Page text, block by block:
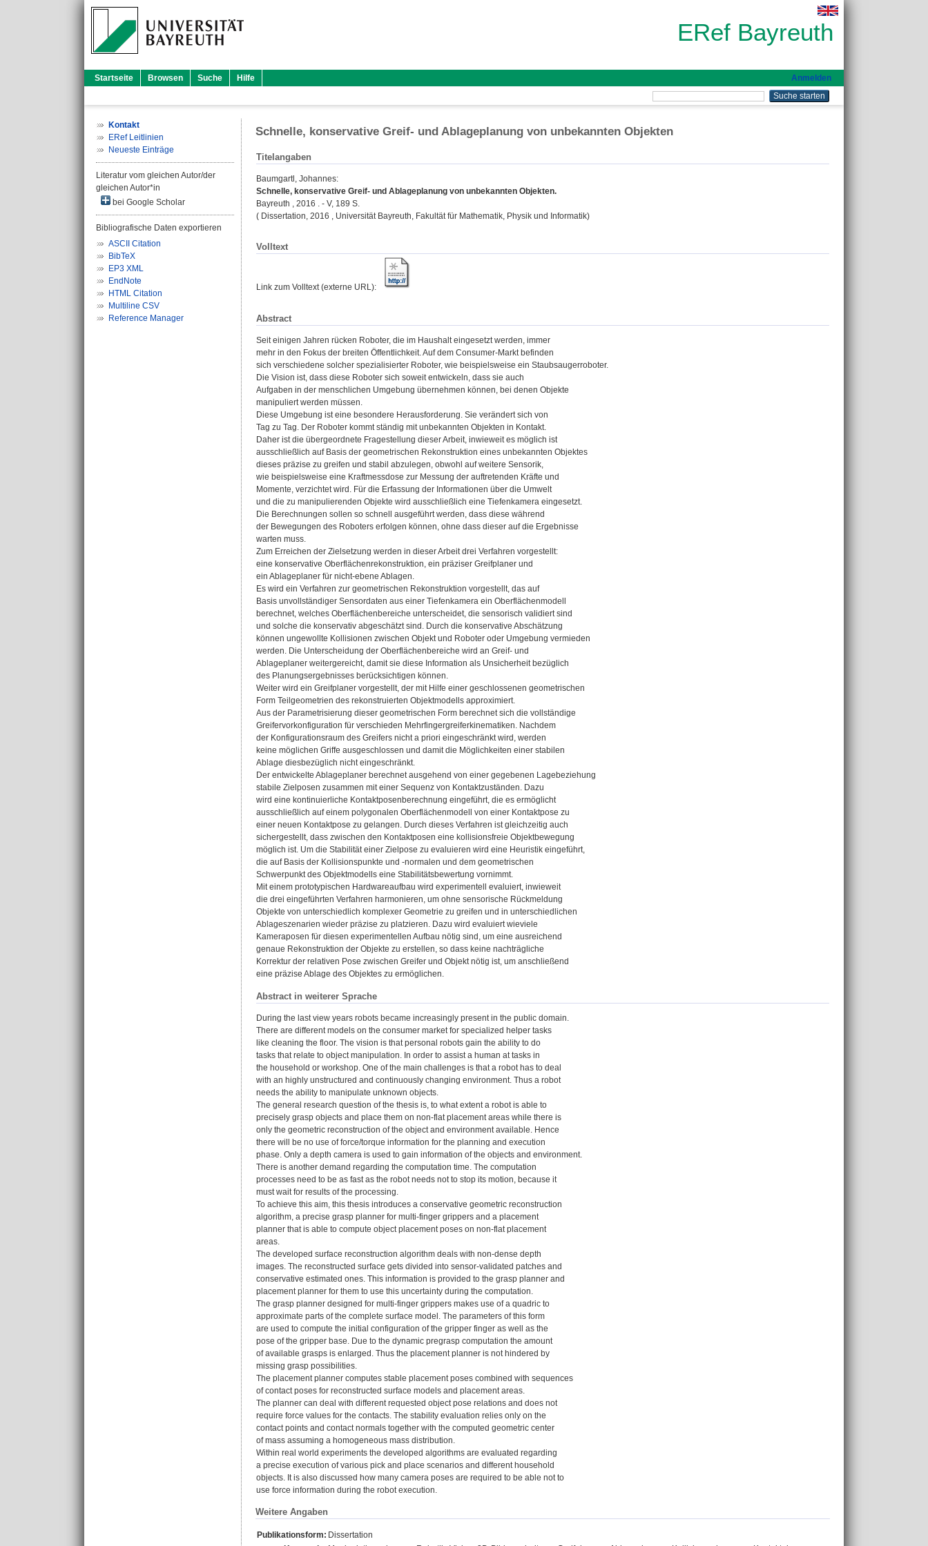
ERef Bayreuth
Startseite Browsen Suche Hilfe Anmelden
Kontakt
ERef Leitlinien
Neueste Einträge
Literatur vom gleichen Autor/der
gleichen Autor*in
bei Google Scholar
Bibliografische Daten exportieren
ASCII Citation
BibTeX
EP3 XML
EndNote
HTML Citation
Multiline CSV
Reference Manager
Schnelle, konservative Greif- und Ablageplanung von unbekannten Objekten
Titelangaben
Baumgartl, Johannes:
Schnelle, konservative Greif- und Ablageplanung von unbekannten Objekten.
Bayreuth , 2016 . - V, 189 S.
( Dissertation, 2016 , Universität Bayreuth, Fakultät für Mathematik, Physik und Informatik)
Volltext
Link zum Volltext (externe URL):
Abstract
Seit einigen Jahren rücken Roboter, die im Haushalt eingesetzt werden, immer
mehr in den Fokus der breiten Öffentlichkeit. Auf dem Consumer-Markt befinden
sich verschiedene solcher spezialisierter Roboter, wie beispielsweise ein Staubsaugerroboter.
Die Vision ist, dass diese Roboter sich soweit entwickeln, dass sie auch
Aufgaben in der menschlichen Umgebung übernehmen können, bei denen Objekte
manipuliert werden müssen.
Diese Umgebung ist eine besondere Herausforderung. Sie verändert sich von
Tag zu Tag. Der Roboter kommt ständig mit unbekannten Objekten in Kontakt.
Daher ist die übergeordnete Fragestellung dieser Arbeit, inwieweit es möglich ist
ausschließlich auf Basis der geometrischen Rekonstruktion eines unbekannten Objektes
dieses präzise zu greifen und stabil abzulegen, obwohl auf weitere Sensorik,
wie beispielsweise eine Kraftmessdose zur Messung der auftretenden Kräfte und
Momente, verzichtet wird. Für die Erfassung der Informationen über die Umwelt
und die zu manipulierenden Objekte wird ausschließlich eine Tiefenkamera eingesetzt.
Die Berechnungen sollen so schnell ausgeführt werden, dass diese während
der Bewegungen des Roboters erfolgen können, ohne dass dieser auf die Ergebnisse
warten muss.
Zum Erreichen der Zielsetzung werden in dieser Arbeit drei Verfahren vorgestellt:
eine konservative Oberflächenrekonstruktion, ein präziser Greifplaner und
ein Ablageplaner für nicht-ebene Ablagen.
Es wird ein Verfahren zur geometrischen Rekonstruktion vorgestellt, das auf
Basis unvollständiger Sensordaten aus einer Tiefenkamera ein Oberflächenmodell
berechnet, welches Oberflächenbereiche unterscheidet, die sensorisch validiert sind
und solche die konservativ abgeschätzt sind. Durch die konservative Abschätzung
können ungewollte Kollisionen zwischen Objekt und Roboter oder Umgebung vermieden
werden. Die Unterscheidung der Oberflächenbereiche wird an Greif- und
Ablageplaner weitergereicht, damit sie diese Information als Unsicherheit bezüglich
des Planungsergebnisses berücksichtigen können.
Weiter wird ein Greifplaner vorgestellt, der mit Hilfe einer geschlossenen geometrischen
Form Teilgeometrien des rekonstruierten Objektmodells approximiert.
Aus der Parametrisierung dieser geometrischen Form berechnet sich die vollständige
Greifervorkonfiguration für verschieden Mehrfingergreiferkinematiken. Nachdem
der Konfigurationsraum des Greifers nicht a priori eingeschränkt wird, werden
keine möglichen Griffe ausgeschlossen und damit die Möglichkeiten einer stabilen
Ablage diesbezüglich nicht eingeschränkt.
Der entwickelte Ablageplaner berechnet ausgehend von einer gegebenen Lagebeziehung
stabile Zielposen zusammen mit einer Sequenz von Kontaktzuständen. Dazu
wird eine kontinuierliche Kontaktposenberechnung eingeführt, die es ermöglicht
ausschließlich auf einem polygonalen Oberflächenmodell von einer Kontaktpose zu
einer neuen Kontaktpose zu gelangen. Durch dieses Verfahren ist gleichzeitig auch
sichergestellt, dass zwischen den Kontaktposen eine kollisionsfreie Objektbewegung
möglich ist. Um die Stabilität einer Zielpose zu evaluieren wird eine Heuristik eingeführt,
die auf Basis der Kollisionspunkte und -normalen und dem geometrischen
Schwerpunkt des Objektmodells eine Stabilitätsbewertung vornimmt.
Mit einem prototypischen Hardwareaufbau wird experimentell evaluiert, inwieweit
die drei eingeführten Verfahren harmonieren, um ohne sensorische Rückmeldung
Objekte von unterschiedlich komplexer Geometrie zu greifen und in unterschiedlichen
Ablageszenarien wieder präzise zu platzieren. Dazu wird evaluiert wieviele
Kameraposen für diesen experimentellen Aufbau nötig sind, um eine ausreichend
genaue Rekonstruktion der Objekte zu erstellen, so dass keine nachträgliche
Korrektur der relativen Pose zwischen Greifer und Objekt nötig ist, um anschließend
eine präzise Ablage des Objektes zu ermöglichen.
Abstract in weiterer Sprache
During the last view years robots became increasingly present in the public domain.
There are different models on the consumer market for specialized helper tasks
like cleaning the floor. The vision is that personal robots gain the ability to do
tasks that relate to object manipulation. In order to assist a human at tasks in
the household or workshop. One of the main challenges is that a robot has to deal
with an highly unstructured and continuously changing environment. Thus a robot
needs the ability to manipulate unknown objects.
The general research question of the thesis is, to what extent a robot is able to
precisely grasp objects and place them on non-flat placement areas while there is
only the geometric reconstruction of the object and environment available. Hence
there will be no use of force/torque information for the planning and execution
phase. Only a depth camera is used to gain information of the objects and environment.
There is another demand regarding the computation time. The computation
processes need to be as fast as the robot needs not to stop its motion, because it
must wait for results of the processing.
To achieve this aim, this thesis introduces a conservative geometric reconstruction
algorithm, a precise grasp planner for multi-finger grippers and a placement
planner that is able to compute object placement poses on non-flat placement
areas.
The developed surface reconstruction algorithm deals with non-dense depth
images. The reconstructed surface gets divided into sensor-validated patches and
conservative estimated ones. This information is provided to the grasp planner and
placement planner for them to use this uncertainty during the computation.
The grasp planner designed for multi-finger grippers makes use of a quadric to
approximate parts of the complete surface model. The parameters of this form
are used to compute the initial configuration of the gripper finger as well as the
pose of the gripper base. Due to the dynamic pregrasp computation the amount
of available grasps is enlarged. Thus the placement planner is not hindered by
missing grasp possibilities.
The placement planner computes stable placement poses combined with sequences
of contact poses for reconstructed surface models and placement areas.
The planner can deal with different requested object pose relations and does not
require force values for the contacts. The stability evaluation relies only on the
contact points and contact normals together with the computed geometric center
of mass assuming a homogeneous mass distribution.
Within real world experiments the developed algorithms are evaluated regarding
a precise execution of various pick and place scenarios and different household
objects. It is also discussed how many camera poses are required to be able not to
use force information during the robot execution.
Weitere Angaben
Publikationsform: Dissertation